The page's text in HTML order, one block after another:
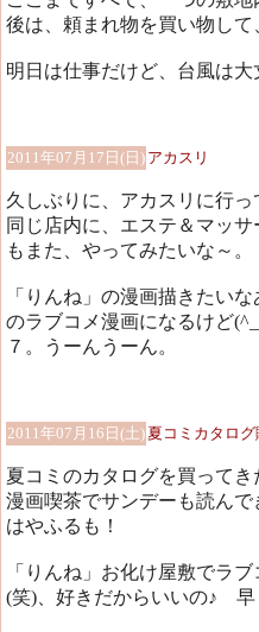
後は、頼まれ物を買い物し
明日は仕事だけど、台風は
2011年07月17日(日) アカスリ
久しぶりに、アカスリに行
同じ店内に、エステ＆マッ
もまた、やってみたいな～。
「りんね」の漫画描きたい
のラブコメ漫画になるけど
７。うーんうーん。
2011年07月16日(土) 夏コミカタログ
夏コミのカタログを買って
漫画喫茶でサンデーも読
はやふるも！
「りんね」お化け屋敷でラ
(笑)、好きだからいいの♪ 早